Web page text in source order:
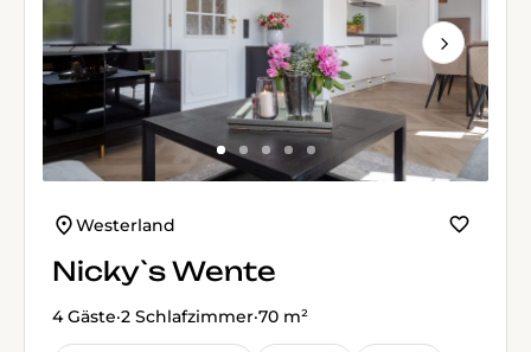
Next
Westerland
Nicky`s Wente
4 Gäste·2 Schlafzimmer·70 m²